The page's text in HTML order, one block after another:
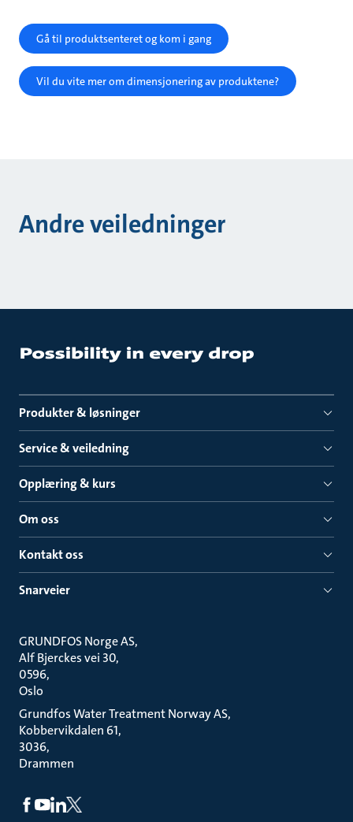
Gå til produktsenteret og kom i gang
Vil du vite mer om dimensjonering av produktene?
Andre veiledninger
Produkter & løsninger
Service & veiledning
Opplæring & kurs
Om oss
Kontakt oss
Snarveier
GRUNDFOS Norge AS
Alf Bjerckes vei 30
0596
Oslo
Grundfos Water Treatment Norway AS
Kobbervikdalen 61
3036
Drammen